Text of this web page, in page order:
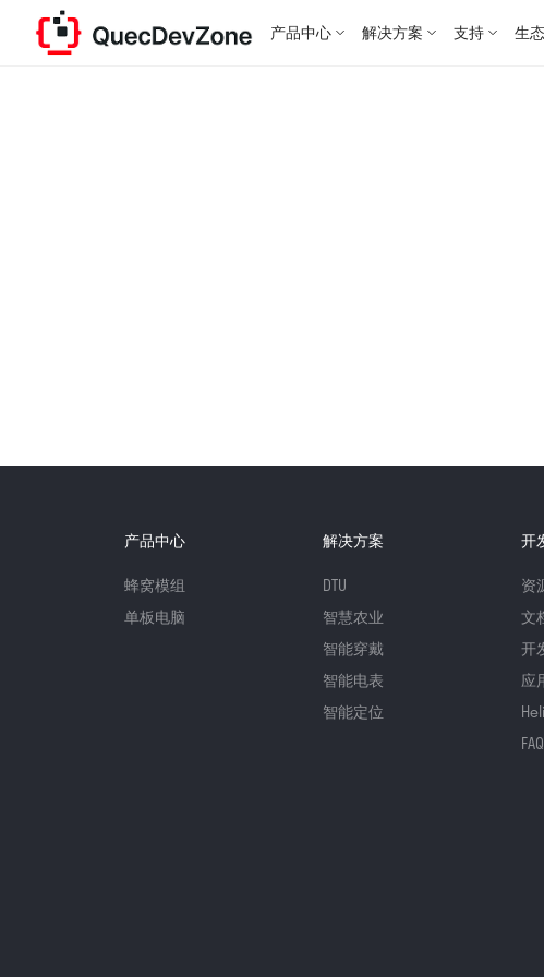
产品中心 解决方案 支持 生态
产品中心
蜂窝模组
单板电脑
解决方案
DTU
智慧农业
智能穿戴
智能电表
智能定位
开
资
文
开
应
FAQ